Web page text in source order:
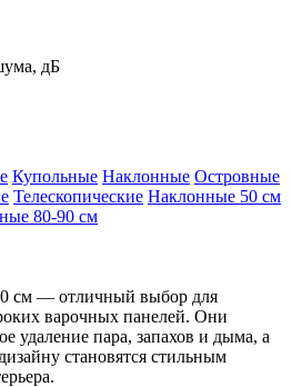
дБ
Купольные Наклонные Островные
Телескопические Наклонные 50 см
80-90 см
см — отличный выбор для
варочных панелей. Они
удаление пара, запахов и дыма, а
становятся стильным